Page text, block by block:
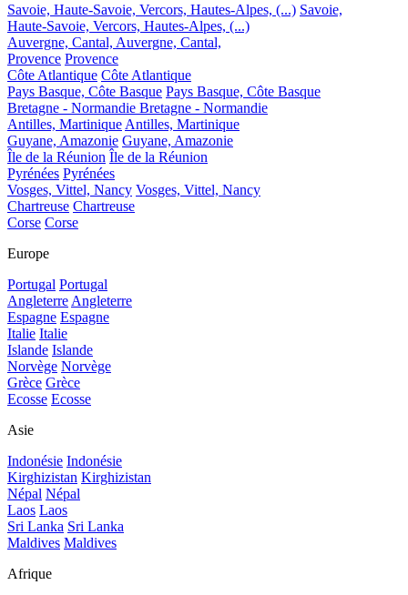
Savoie, Haute-Savoie, Vercors, Hautes-Alpes, (...) Savoie,
Haute-Savoie, Vercors, Hautes-Alpes, (...)
Auvergne, Cantal, Auvergne, Cantal,
Provence Provence
Côte Atlantique Côte Atlantique
Pays Basque, Côte Basque Pays Basque, Côte Basque
Bretagne - Normandie Bretagne - Normandie
Antilles, Martinique Antilles, Martinique
Guyane, Amazonie Guyane, Amazonie
Île de la Réunion Île de la Réunion
Pyrénées Pyrénées
Vosges, Vittel, Nancy Vosges, Vittel, Nancy
Chartreuse Chartreuse
Corse Corse
Europe
Portugal Portugal
Angleterre Angleterre
Espagne Espagne
Italie Italie
Islande Islande
Norvège Norvège
Grèce Grèce
Ecosse Ecosse
Asie
Indonésie Indonésie
Kirghizistan Kirghizistan
Népal Népal
Laos Laos
Sri Lanka Sri Lanka
Maldives Maldives
Afrique